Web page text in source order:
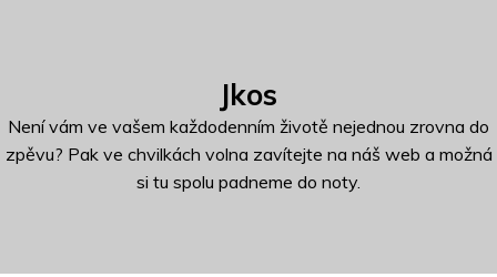
o
Jkos
Není vám ve vašem každodenním životě nejednou zrovna do
zpěvu? Pak ve chvilkách volna zavítejte na náš web a možná
si tu spolu padneme do noty.